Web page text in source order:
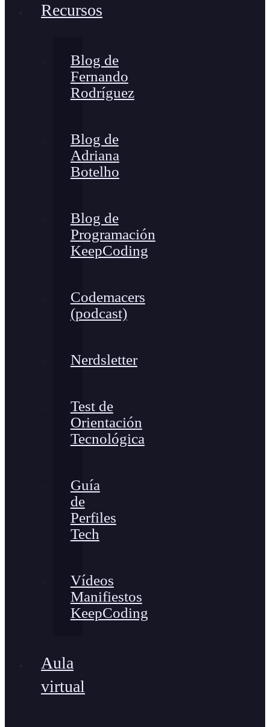
Recursos
Blog de
Fernando
Rodríguez
Blog de
Adriana
Botelho
Blog de
Programación
KeepCoding
Codemacers
(podcast)
Nerdsletter
Test de
Orientación
Tecnológica
Guía
de
Perfiles
Tech
Vídeos
Manifiestos
KeepCoding
Aula
virtual